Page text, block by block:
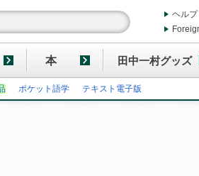
ヘル
本 田中一村グッズ
ポケット語学 テキスト電子版